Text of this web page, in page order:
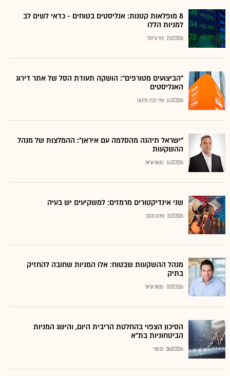
8 מופלאות קטנות: אנליסטים בטוחים - כדאי לשים לב
למניות הללו
15.07.2026 צחי גרינולד
"הביצועים מטורפים": הושקה תעודת הסל של אתר דירוג
האנליסטים
14.07.2026 שירי חביב-ולדהורן
"ישראל תיהנה מהסלמה עם איראן": ההמלצות של מנהל
ההשקעות
14.07.2026 נתנאל אריאל
שני אינדיקטורים מרמזים: למשקיעים יש בעיה
11.07.2026 שירות גלובס
מנהל ההשקעות שבטוח: אלו המניות שחובה להחזיק
בתיק
07.07.2026 נתנאל אריאל
הסיכון הצפוי בהחלטת הריבית היום, והישג המניות
הביטחוניות בת"א
06.07.2026 רם מורי